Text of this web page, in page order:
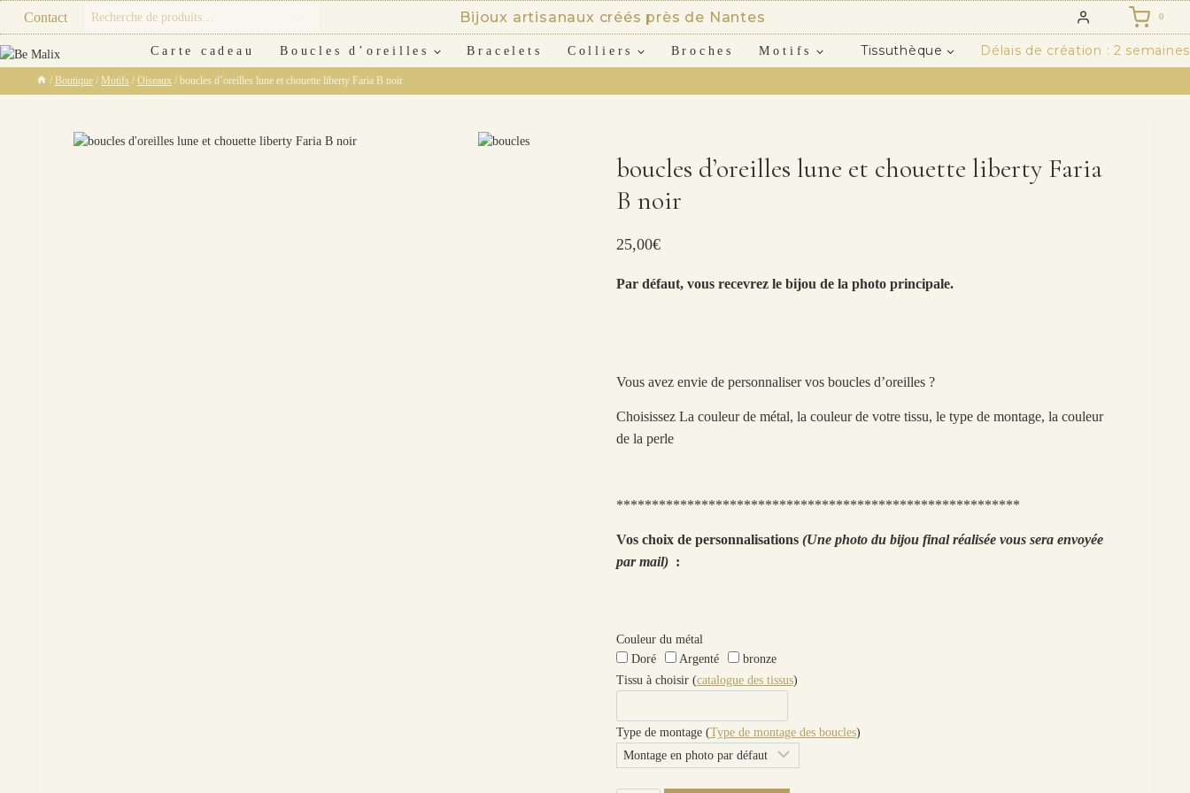
content
Contact
Recherche
Bijoux artisanaux créés près de Nantes 0
Carte cadeau Boucles d’oreilles Bracelets Colliers Broches Motifs Tissuthèque Délais de création : 2 semaines
/ Boutique / Motifs / Oiseaux / boucles d’oreilles lune et chouette liberty Faria B noir
boucles d’oreilles lune et chouette liberty Faria
B noir
25,00€
Par défaut, vous recevrez le bijou de la photo principale.
Vous avez envie de personnaliser vos boucles d’oreilles ?
Choisissez La couleur de métal, la couleur de votre tissu, le type de montage, la couleur
de la perle
*********************************************************
Vos choix de personnalisations (Une photo du bijou final réalisée vous sera envoyée
par mail):
Couleur du métal
Doré
Argenté
bronze
Tissu à choisir (catalogue des tissus)
Type de montage (Type de montage des boucles)